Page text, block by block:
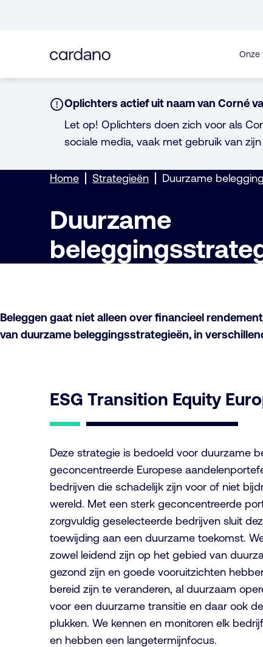
inhoud
Onze
Notice:
Oplichters actief uit naam van Corné
Let op! Oplichters doen zich voor als
sociale media, vaak met gebruik van
Home Strategieën Duurzame
Duurzame
Beleggen gaat niet alleen over financieel
van duurzame beleggingsstrategieën, in
ESG Transition Equity
Deze strategie is bedoeld voor duurzame
geconcentreerde Europese
bedrijven die schadelijk zijn voor of niet
wereld. Met een sterk geconcentreerde
zorgvuldig geselecteerde bedrijven sluit
toewijding aan een duurzame toekomst.
zowel leidend zijn op het gebied van
gezond zijn en goede vooruitzichten
bereid zijn te veranderen, al duurzaam
voor een duurzame transitie en daar ook
plukken. We kennen en monitoren elk
en hebben een langetermijnfocus.